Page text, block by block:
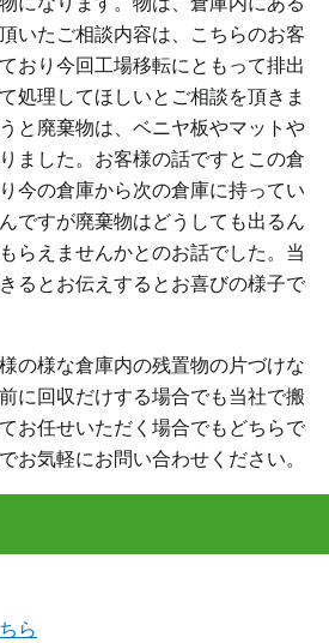
いたご相談内容は、こちらのお客
おり今回工場移転にともって排出
処理してほしいとご相談を頂きま
と廃棄物は、ベニヤ板やマットや
ました。お客様の話ですとこの倉
今の倉庫から次の倉庫に持ってい
ですが廃棄物はどうしても出るん
らえませんかとのお話でした。当
るとお伝えするとお喜びの様子で
の様な倉庫内の残置物の片づけな
に回収だけする場合でも当社で搬
お任せいただく場合でもどちらで
お気軽にお問い合わせください。
ら